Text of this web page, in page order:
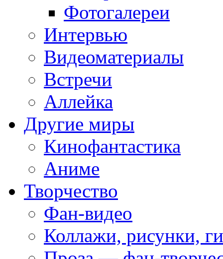
Фотогалереи
Интервью
Видеоматериалы
Встречи
Аллейка
Другие миры
Кинофантастика
Аниме
Творчество
Фан-видео
Коллажи, рисунки,